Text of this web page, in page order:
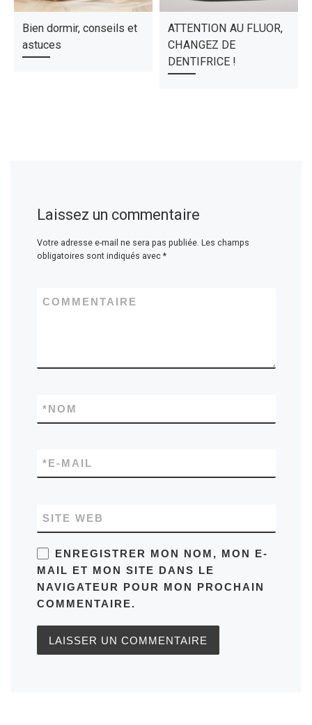
Bien dormir, conseils et
astuces
ATTENTION AU FLUOR,
CHANGEZ DE
DENTIFRICE !
Laissez un commentaire
Votre adresse e-mail ne sera pas publiée. Les champs
obligatoires sont indiqués avec *
COMMENTAIRE
NOM
*
E-MAIL
*
SITE WEB
ENREGISTRER MON NOM, MON E-
MAIL ET MON SITE DANS LE
NAVIGATEUR POUR MON PROCHAIN
COMMENTAIRE.